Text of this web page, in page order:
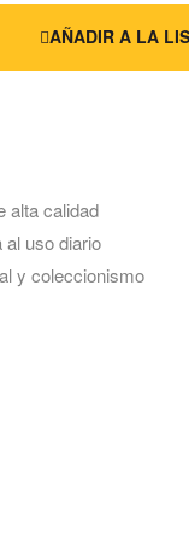
AÑADIR A LA
alta calidad
uso diario
y coleccionismo